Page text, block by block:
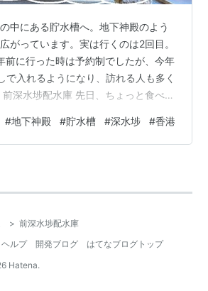
中にある貯水槽へ。地下神殿のよう
がっています。実は行くのは2回目。
前に行った時は予約制でしたが、今年
で入れるようになり、訪れる人も多く
深水埗配水庫 先日、ちょっと食べす
ミッション・ヒル）の山の中に有る
Sham Shui Po Service Reservoirに行
Sha Tsui（チムサーチョイ）から深水
#地下神殿 #貯水槽 #深水埗 #香港
> 前深水埗配水庫
ヘルプ 開発ブログ
はてなブログトップ
Hatena.